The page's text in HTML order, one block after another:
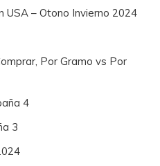
USA – Otono Invierno 2024
Por Gramo vs Por
4
3